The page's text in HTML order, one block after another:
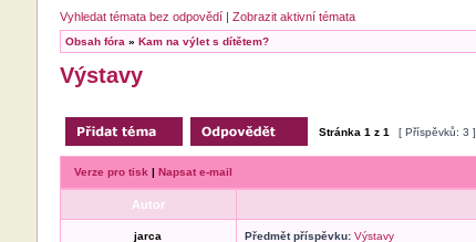
Vyhledat témata bez odpovědí| Zobrazit aktivní témata
Obsah fóra » Kam na výlet s dítětem?
Výstavy
Stránka 1 z 1 [ Příspěvků: 3 ]
Verze pro tisk | Napsat e-mail
Autor
jarca Předmět příspěvku: Výstavy